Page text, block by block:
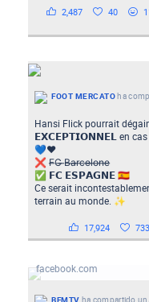
2,487 40
FOOT MERCATOha
Hansi Flick pourrait
𝗘𝗫𝗖𝗘𝗣𝗧𝗜𝗢𝗡𝗡𝗘𝗟 en cas
💙❤️
❌ F̶C̶ ̶B̶a̶r̶c̶e̶l̶o̶n̶e̶
✅ 𝗙𝗖 𝗘𝗦𝗣𝗔𝗚𝗡𝗘 🇪🇸
Ce serait
terrain au monde. ✨
17,924 733
💥 "Nous voulons aussi
facebook.com
BFMTV ha compartido